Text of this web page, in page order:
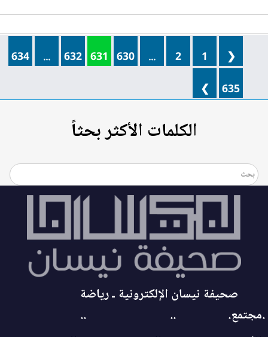
❮
1
2
...
630
631
632
...
634
635
❯
الكلمات الأكثر بحثاً
صحيفة نيسان الإلكترونية ـ رياضة
.مجتمع.
..
..